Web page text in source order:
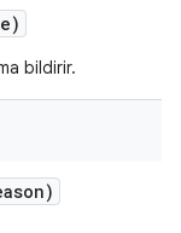
bildirir.